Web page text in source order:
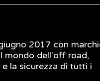
2017 con
mondo dell'off road,
la sicurezza di tutti i